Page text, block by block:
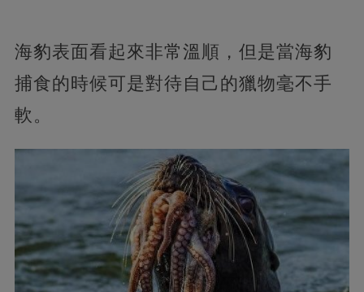
海豹表面看起來非常溫順，但是當海豹
捕食的時候可是對待自己的獵物毫不手
軟。